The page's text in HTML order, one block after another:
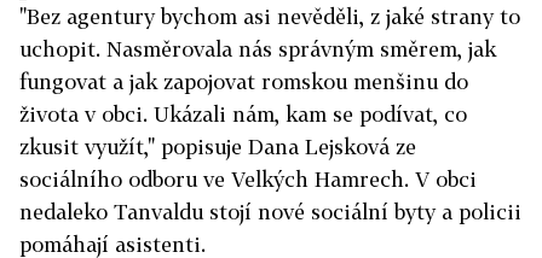
"Bez agentury bychom asi nevěděli, z jaké strany to
uchopit. Nasměrovala nás správným směrem, jak
fungovat a jak zapojovat romskou menšinu do
života v obci. Ukázali nám, kam se podívat, co
zkusit využít," popisuje Dana Lejsková ze
sociálního odboru ve Velkých Hamrech. V obci
nedaleko Tanvaldu stojí nové sociální byty a policii
pomáhají asistenti.